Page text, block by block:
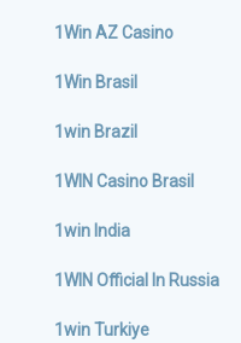
1Win AZ Casino
1Win Brasil
1win Brazil
1WIN Casino Brasil
1win India
1WIN Official In Russia
1win Turkiye